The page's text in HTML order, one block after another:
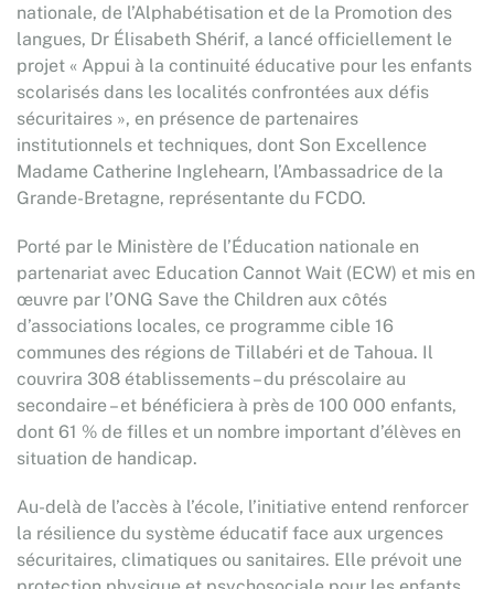
nationale, de l’Alphabétisation et de la Promotion des
langues, Dr Élisabeth Shérif, a lancé officiellement le
projet « Appui à la continuité éducative pour les enfants
scolarisés dans les localités confrontées aux défis
sécuritaires », en présence de partenaires
institutionnels et techniques, dont Son Excellence
Madame Catherine Inglehearn, l’Ambassadrice de la
Grande-Bretagne, représentante du FCDO.
Porté par le Ministère de l’Éducation nationale en
partenariat avec Education Cannot Wait (ECW) et mis en
œuvre par l’ONG Save the Children aux côtés
d’associations locales, ce programme cible 16
communes des régions de Tillabéri et de Tahoua. Il
couvrira 308 établissements – du préscolaire au
secondaire – et bénéficiera à près de 100 000 enfants,
dont 61 % de filles et un nombre important d’élèves en
situation de handicap.
Au-delà de l’accès à l’école, l’initiative entend renforcer
la résilience du système éducatif face aux urgences
sécuritaires, climatiques ou sanitaires. Elle prévoit une